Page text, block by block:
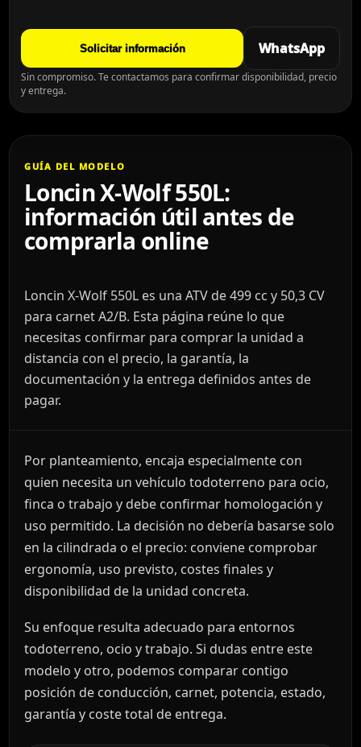
Solicitar información WhatsApp
Sin compromiso. Te contactamos para confirmar disponibilidad, precio
y entrega.
GUÍA DEL MODELO
Loncin X-Wolf 550L:
información útil antes de
comprarla online
Loncin X-Wolf 550L es una ATV de 499 cc y 50,3 CV
para carnet A2/B. Esta página reúne lo que
necesitas confirmar para comprar la unidad a
distancia con el precio, la garantía, la
documentación y la entrega definidos antes de
pagar.
Por planteamiento, encaja especialmente con
quien necesita un vehículo todoterreno para ocio,
finca o trabajo y debe confirmar homologación y
uso permitido. La decisión no debería basarse solo
en la cilindrada o el precio: conviene comprobar
ergonomía, uso previsto, costes finales y
disponibilidad de la unidad concreta.
Su enfoque resulta adecuado para entornos
todoterreno, ocio y trabajo. Si dudas entre este
modelo y otro, podemos comparar contigo
posición de conducción, carnet, potencia, estado,
garantía y coste total de entrega.